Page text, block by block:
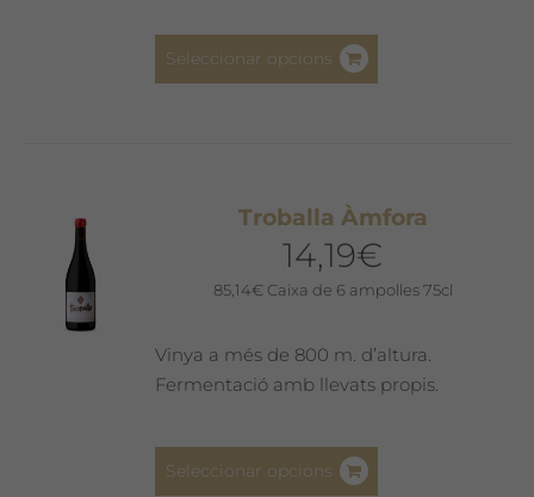
Seleccionar opcions
opcions
poden
a
la
Troballa Àmfora
14,19€
85,14€ Caixa de 6 ampolles 75cl
Vinya a més de 800 m. d’altura.
Fermentació amb llevats propis.
Seleccionar opcions